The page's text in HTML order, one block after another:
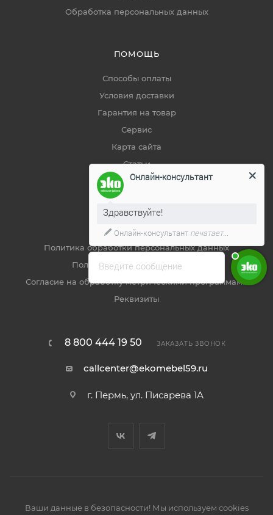
Обработка персональных данных
ПОМОЩЬ
Способы оплаты
Условия доставки
Гарантия на товар
Сервис
Карта сайта
Статьи
Советы покупателям
Политика обработки персональных данных
Пользовательское соглашение
Согласие на обработку метрическими программами
Реквизиты
8 800 444 19 50 ЗАКАЗАТЬ ЗВОНОК
callcenter@ekomebel59.ru
г. Пермь, ул. Писарева 1А
Ваши данные в безопасности! Мы используем cookies
Введите сообщение
Онлайн-консультант
Здравствуйте!
Онлайн-консультант печатает...